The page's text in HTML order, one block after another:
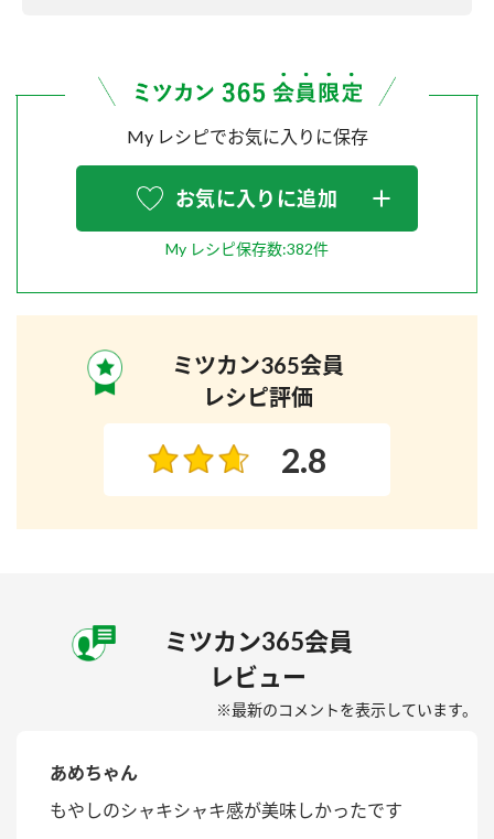
My レシピでお気に入りに保存
お気に入りに追加
My レシピ保存数:382件
ミツカン365会員
レシピ評価
2.8
ミツカン365会員
レビュー
※最新のコメントを表示しています。
あめちゃん
もやしのシャキシャキ感が美味しかったです